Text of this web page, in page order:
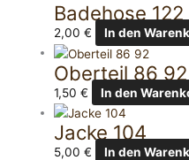
Badehose 122
2,00€ In den
Oberteil 86 92
1,50€ In den
Jacke 104
5,00€ In den